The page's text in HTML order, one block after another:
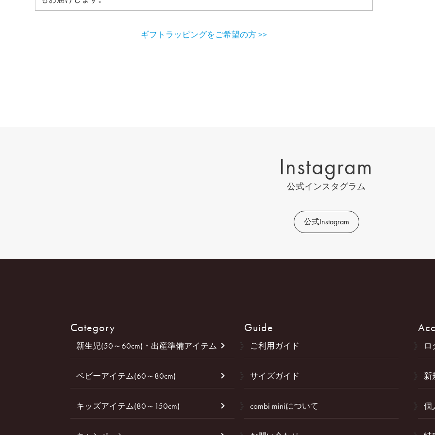
ギフトラッピングをご希望の方 >>
Instagram
公式インスタグラム
公式Instagram
Category
新生児(50～60cm)・出産準備アイテム
ベビーアイテム(60～80cm)
キッズアイテム(80～150cm)
Guide
ご利用ガイド
サイズガイド
combi miniについて
ロ
新
個